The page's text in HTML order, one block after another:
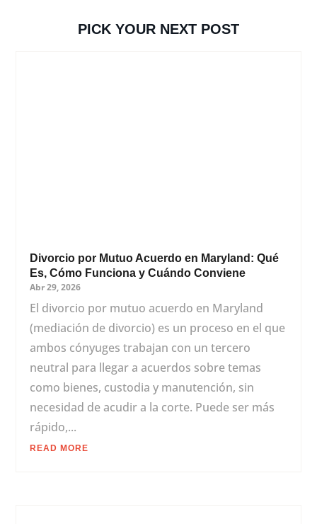
PICK YOUR NEXT POST
Divorcio por Mutuo Acuerdo en Maryland: Qué
Es, Cómo Funciona y Cuándo Conviene
Abr 29, 2026
El divorcio por mutuo acuerdo en Maryland
(mediación de divorcio) es un proceso en el que
ambos cónyuges trabajan con un tercero
neutral para llegar a acuerdos sobre temas
como bienes, custodia y manutención, sin
necesidad de acudir a la corte. Puede ser más
rápido,...
READ MORE